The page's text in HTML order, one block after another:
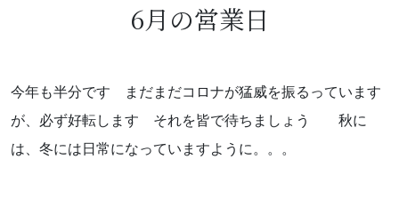
教室一覧
スタッフ紹介
6月の営業日
今年も半分です まだまだコロナが猛威を振るっています
が、必ず好転します それを皆で待ちましょう 秋に
は、冬には日常になっていますように。。。